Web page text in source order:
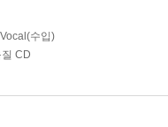
Vocal(수입)
CD